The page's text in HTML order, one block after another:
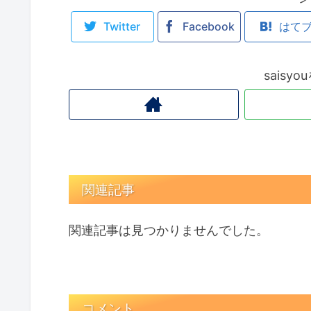
Twitter Facebook はて
saisyou
関連記事
関連記事は見つかりませんでした。